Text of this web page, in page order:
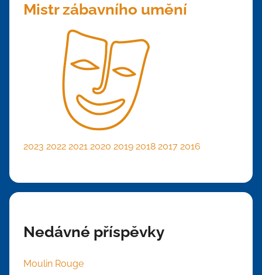
Mistr zábavního umění
2023 2022 2021 2020 2019 2018 2017 2016
Nedávné příspěvky
Moulin Rouge